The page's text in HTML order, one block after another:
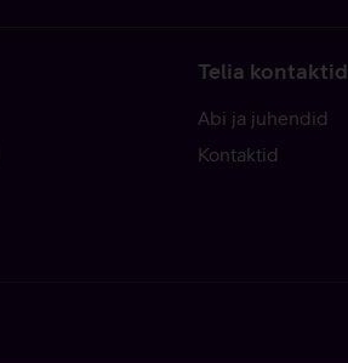
Telia kontaktid
Abi ja juhendid
Kontaktid